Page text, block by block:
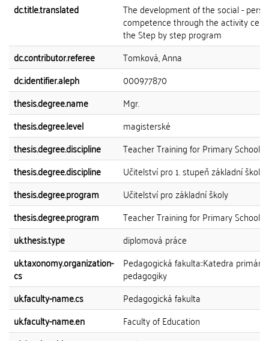
dc.title.translated
The development of the social -
competence through the activity
the Step by step program
dc.contributor.referee
Tomková, Anna
dc.identifier.aleph
000977870
thesis.degree.name
Mgr.
thesis.degree.level
magisterské
thesis.degree.discipline
Teacher Training for Primary Schools
thesis.degree.discipline
Učitelství pro 1. stupeň základní školy
thesis.degree.program
Učitelství pro základní školy
thesis.degree.program
Teacher Training for Primary Schools
uk.thesis.type
diplomová práce
uk.taxonomy.organization-
cs
Pedagogická fakulta::Katedra primární
pedagogiky
uk.faculty-name.cs
Pedagogická fakulta
uk.faculty-name.en
Faculty of Education